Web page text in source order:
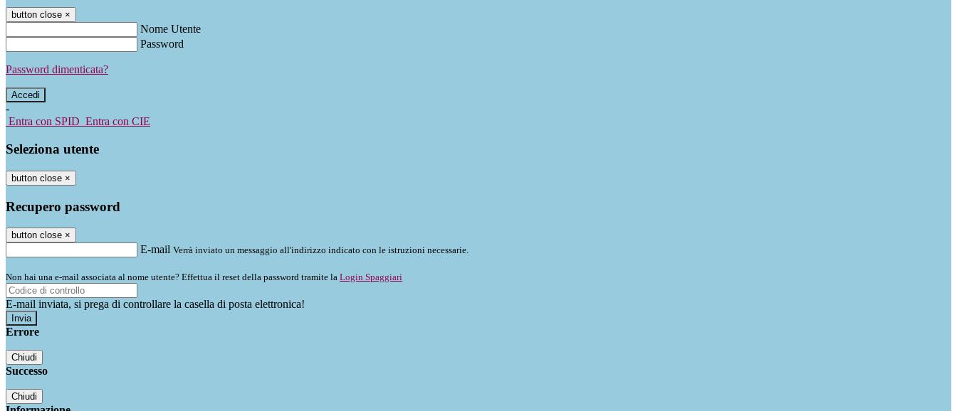
button close ×
Nome Utente
Password
Password dimenticata?
-
Entra con SPID Entra con CIE
Seleziona utente
button close ×
Recupero password
button close ×
E-mail Verrà inviato un messaggio all'indirizzo indicato con le istruzioni necessarie.
Non hai una e-mail associata al nome utente? Effettua il reset della password tramite la Login Spaggiari
E-mail inviata, si prega di controllare la casella di posta elettronica!
Errore
Chiudi
Successo
Chiudi